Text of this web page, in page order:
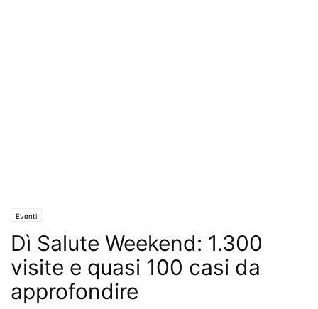
Eventi
Dì Salute Weekend: 1.300
visite e quasi 100 casi da
approfondire